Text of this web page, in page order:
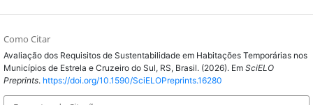
Como Citar
Avaliação dos Requisitos de Sustentabilidade em Habitações Temporárias nos
Municípios de Estrela e Cruzeiro do Sul, RS, Brasil. (2026). Em SciELO
Preprints. https://doi.org/10.1590/SciELOPreprints.16280